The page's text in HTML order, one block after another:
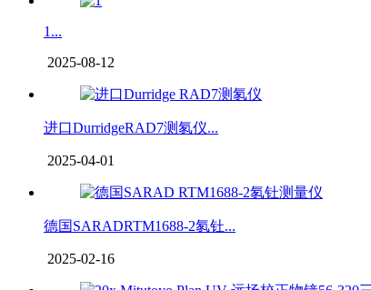
1...
2025-08-12
进口DurridgeRAD7测氡仪...
2025-04-01
德国SARADRTM1688-2氡钍...
2025-02-16